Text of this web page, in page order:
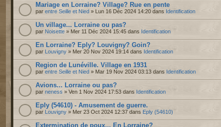
Mariage en Lorraine? Village? Rue en pente
par entre Seille et Nied » Lun 16 Déc 2024 14:20 dans Identification
Un village... Lorraine ou pas?
par Noisette » Mer 11 Déc 2024 15:45 dans Identification
En Lorraine? Eply? Louvigny? Goin?
par Louvigny » Mer 20 Nov 2024 19:14 dans Identification
Region de Lunéville. Village en 1931
par entre Seille et Nied » Mar 19 Nov 2024 03:13 dans Identification
Avions... Lorraine ou pas?
par neness » Ven 1 Nov 2024 17:53 dans Identification
Eply (54610) - Amusement de guerre.
par Louvigny » Mer 23 Oct 2024 12:37 dans Eply (54610)
Extermination de poux... En Lorraine?